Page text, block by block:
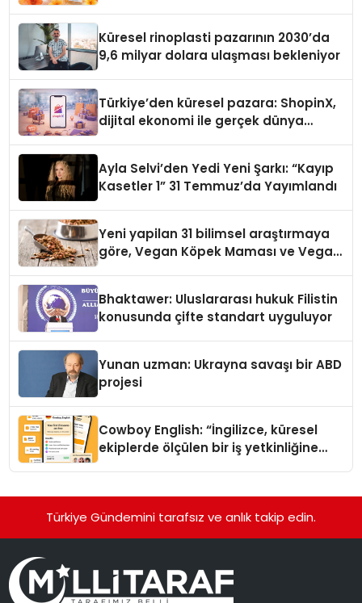
Küresel rinoplasti pazarının 2030’da
9,6 milyar dolara ulaşması bekleniyor
Türkiye’den küresel pazara: ShopinX,
dijital ekonomi ile gerçek dünya
Ayla Selvi’den Yedi Yeni Şarkı: “Kayıp
Kasetler 1” 31 Temmuz’da Yayımlandı
Yeni yapilan 31 bilimsel araştırmaya
göre, Vegan Köpek Maması ve Vegan
Bhaktawer: Uluslararası hukuk Filistin
konusunda çifte standart uyguluyor
Yunan uzman: Ukrayna savaşı bir ABD
projesi
Cowboy English: “İngilizce, küresel
ekiplerde ölçülen bir iş yetkinliğine
Türkiye Gündemini tarafsız ve anlık takip edin.